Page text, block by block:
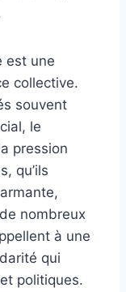
est une
collective.
souvent
le
pression
qu’ils
nombreux
à une
qui
politiques.